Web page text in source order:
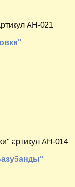
AH-021
артикул AH-014